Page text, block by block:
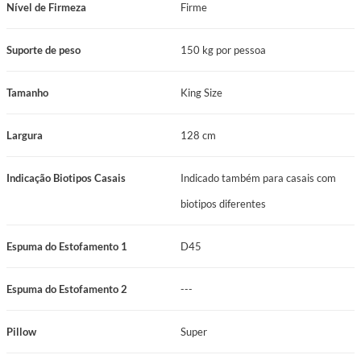
Nível de Firmeza Firme
Suporte de peso 150 kg por pessoa
Tamanho King Size
Largura 128 cm
Indicação Biotipos Casais
Indicado também para casais com
biotipos diferentes
Espuma do Estofamento 1 D45
Espuma do Estofamento 2 ---
Pillow Super